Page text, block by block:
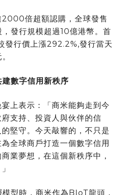
倍超額認購，全球發售
發行規模超過10億港幣。首
發行價上漲292.2%,發行當天
數字信用新秩序
上表示：「商米能夠走到今
支持、投資人與伙伴的信
堅守。今天敲響的，不只是
全球商戶打造一個數字信用
業夢想，在這個新秩序中，
型時，商米作為BIoT龍頭，